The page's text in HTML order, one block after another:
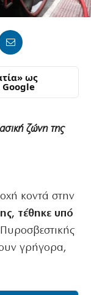
ως
ζώνη της
κοντά στην
τέθηκε υπό
γρήγορα,